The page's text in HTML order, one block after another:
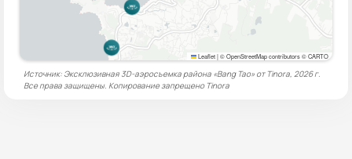
Leaflet|© OpenStreetMap contributors © CARTO
Источник: Эксклюзивная 3D-аэросъемка района «Bang Tao» от Tinora, 2026 г.
Все права защищены. Копирование запрещено Tinora